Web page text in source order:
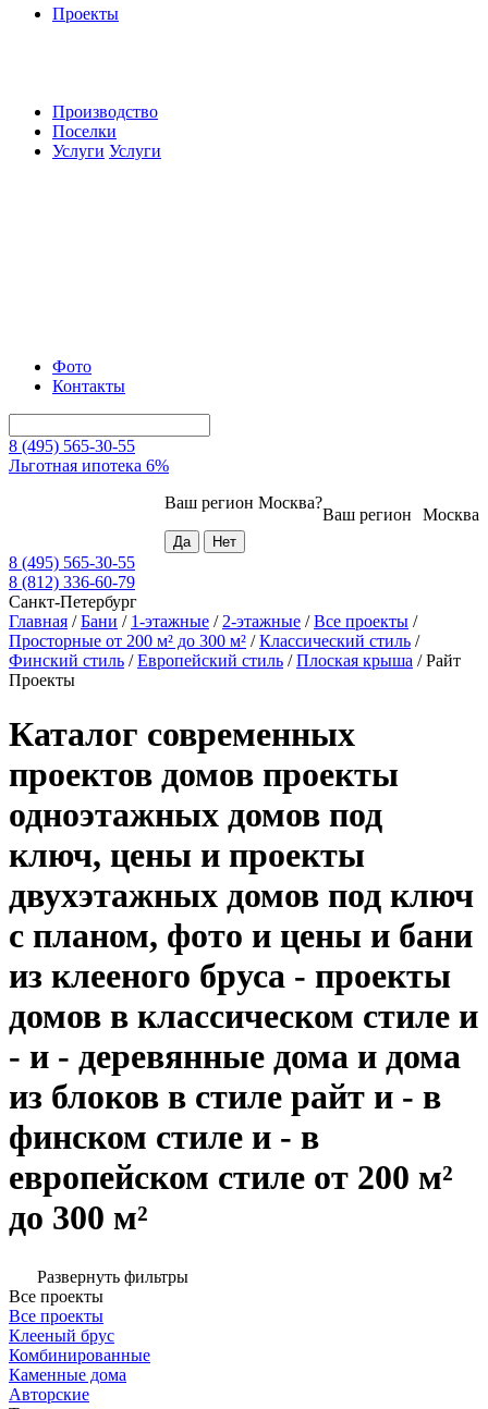
Проекты
Производство
Поселки
Услуги Услуги
Фото
Контакты
8 (495) 565-30-55
Льготная ипотека 6%
Москва
Ваш регион
Ваш регион Москва?
8 (495) 565-30-55
8 (812) 336-60-79
Санкт-Петербург
Главная /Бани / 1-этажные / 2-этажные /Все проекты /
Просторные от 200 м² до 300 м² /Классический стиль /
Финский стиль /Европейский стиль /Плоская крыша /Райт
Проекты
Каталог современных
проектов домов проекты
одноэтажных домов под
ключ, цены и проекты
двухэтажных домов под ключ
с планом, фото и цены и бани
из клееного бруса - проекты
домов в классическом стиле и
- и - деревянные дома и дома
из блоков в стиле райт и - в
финском стиле и - в
европейском стиле от 200 м²
до 300 м²
Развернуть фильтры
Все проекты
Все проекты
Клееный брус
Комбинированные
Каменные дома
Авторские